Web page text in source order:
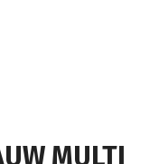
MULTI